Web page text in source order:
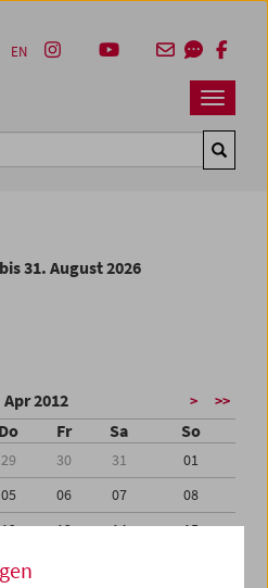
Navbar
EN
31. August 2026
Apr 2012 > >>
Do Fr Sa So
29 30 31
01
05 06 07
08
12 13 14
15
19